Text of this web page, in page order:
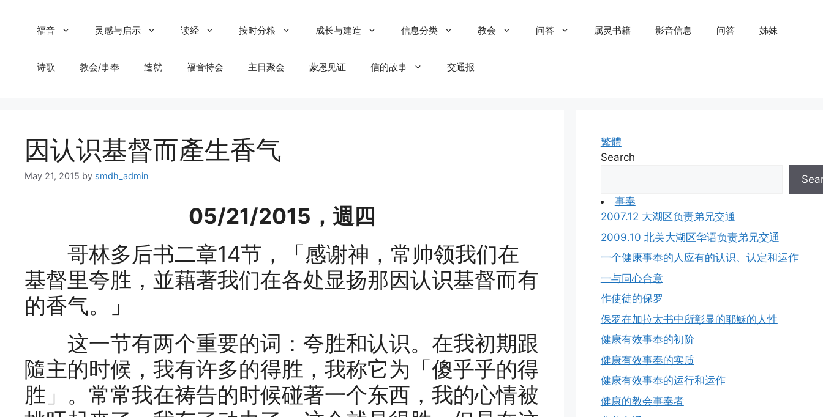
福音 灵感与启示 读经 按时分粮 成长与建造 信息分类 教会 问答 属灵书籍 影音信息 问答 姊妹
诗歌 教会/事奉 造就 福音特会 主日聚会 蒙恩见证 信的故事 交通报
因认识基督而產生香气
May 21, 2015 by smdh_admin
05/21/2015，週四
哥林多后书二章14节，「感谢神，常帅领我们在
基督里夸胜，並藉著我们在各处显扬那因认识基督而有
的香气。」
这一节有两个重要的词：夸胜和认识。在我初期跟
隨主的时候，我有许多的得胜，我称它为「傻乎乎的得
胜」。常常我在祷告的时候碰著一个东西，我的心情被
繁體
Search
事奉
2007.12 大湖区负责弟兄交通
2009.10 北美大湖区华语负责弟兄交通
一个健康事奉的人应有的认识、认定和运作
一与同心合意
作使徒的保罗
保罗在加拉太书中所彰显的耶穌的人性
健康有效事奉的初阶
健康有效事奉的实质
健康有效事奉的运行和运作
健康的教会事奉者